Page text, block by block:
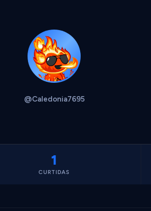
@Caledonia7695
1
CURTIDAS